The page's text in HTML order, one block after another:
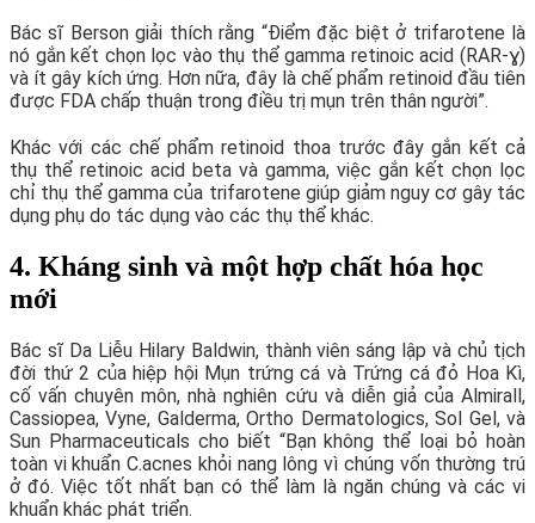
Bác sĩ Berson giải thích rằng “Điểm đặc biệt ở trifarotene là
nó gắn kết chọn lọc vào thụ thể gamma retinoic acid (RAR-ɣ)
và ít gây kích ứng. Hơn nữa, đây là chế phẩm retinoid đầu tiên
được FDA chấp thuận trong điều trị mụn trên thân người”.
Khác với các chế phẩm retinoid thoa trước đây gắn kết cả
thụ thể retinoic acid beta và gamma, việc gắn kết chọn lọc
chỉ thụ thể gamma của trifarotene giúp giảm nguy cơ gây tác
dụng phụ do tác dụng vào các thụ thể khác.
4. Kháng sinh và một hợp chất hóa học
mới
Bác sĩ Da Liễu Hilary Baldwin, thành viên sáng lập và chủ tịch
đời thứ 2 của hiệp hội Mụn trứng cá và Trứng cá đỏ Hoa Kì,
cố vấn chuyên môn, nhà nghiên cứu và diễn giả của Almirall,
Cassiopea, Vyne, Galderma, Ortho Dermatologics, Sol Gel, và
Sun Pharmaceuticals cho biết “Bạn không thể loại bỏ hoàn
toàn vi khuẩn C.acnes khỏi nang lông vì chúng vốn thường trú
ở đó. Việc tốt nhất bạn có thể làm là ngăn chúng và các vi
khuẩn khác phát triển.